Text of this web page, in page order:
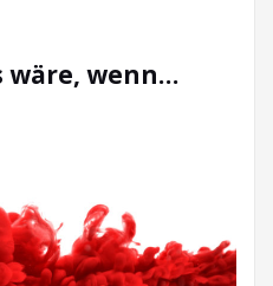
wäre, wenn…